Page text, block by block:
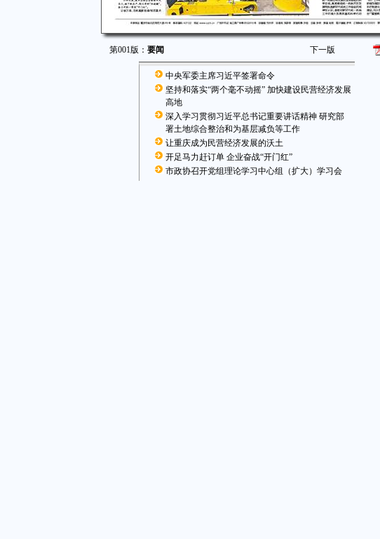
第001版： 要闻 下一版
中央军委主席习近平签署命令
坚持和落实“两个毫不动摇” 加快建设民营经济发展
高地
深入学习贯彻习近平总书记重要讲话精神 研究部
署土地综合整治和为基层减负等工作
让重庆成为民营经济发展的沃土
开足马力赶订单 企业奋战“开门红”
市政协召开党组理论学习中心组（扩大）学习会